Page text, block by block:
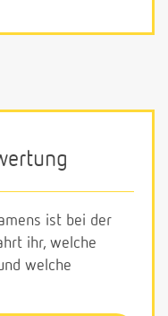
ist bei der
ihr, welche
welche